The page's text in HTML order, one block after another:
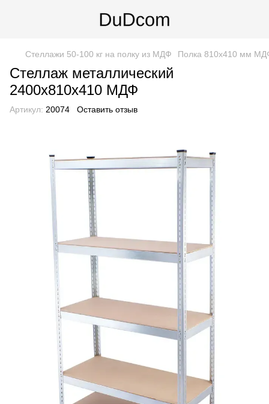
Стеллажи 50-100 кг на полку из МДФ Полка 810х410 мм
Стеллаж металлический
2400х810х410 МДФ
Артикул: 20074 Оставить отзыв